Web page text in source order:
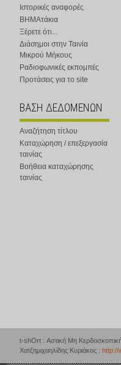
Ιστορικές αναφορές
ΒΗΜΑτάκια
Ξέρετε ότι...
Διάσημοι στην Ταινία
Μικρού Μήκους
Ραδιοφωνικές εκπομπές
Προτάσεις για το site
ΒΑΣΗ ΔΕΔΟΜΕΝΩΝ
Αναζήτηση τίτλου
Καταχώρηση / επεξεργασία
ταινίας
Βοήθεια καταχώρησης
ταινίας
t-shOrt : Αστική Μη Κερδοσκοπική
Χατζημιχαηλίδης Κυριάκος : http://